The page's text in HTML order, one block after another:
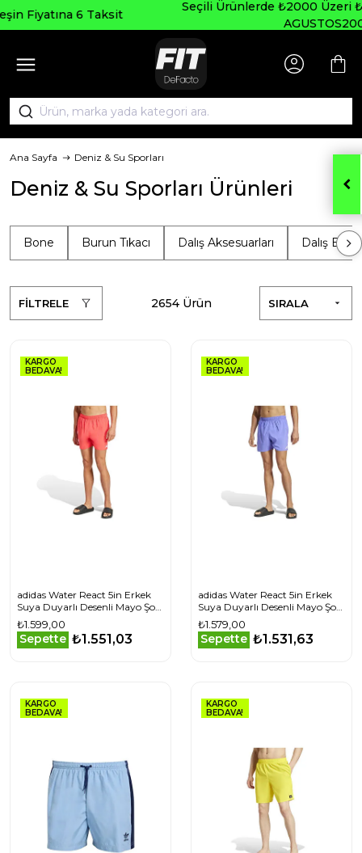
Seçili Ürünlerde ₺2000 Üzeri ₺200 İndirim Kodu:
Ana Sayfa Deniz & Su Sporları
Deniz & Su Sporları Ürünleri
Bone Burun Tıkacı Dalış Aksesuarları Dalış
FİLTRELE SIRALA
2654 Ürün
KARGO
BEDAVA!
adidas Water React 5in Erkek
Suya Duyarlı Desenli Mayo Şort
JD6842 Kırmızı
₺1.599,00
Sepette ₺1.551,03
KARGO
BEDAVA!
adidas Water React 5in Erkek
Suya Duyarlı Desenli Mayo Şort
JE6093 Mavi
₺1.579,00
Sepette ₺1.531,63
KARGO
BEDAVA!
KARGO
BEDAVA!